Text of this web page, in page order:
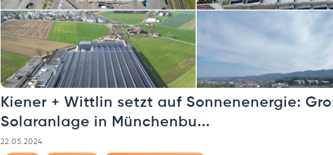
Kiener + Wittlin setzt auf Sonnenenergie:
Solaranlage in Münchenbu...
22.05.2024